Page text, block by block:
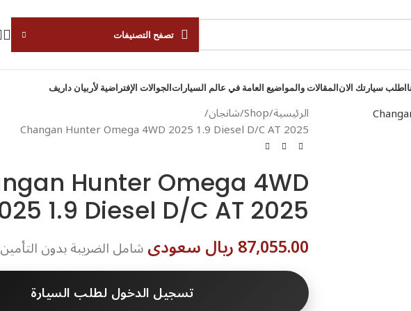
تصفح التصنيفات
اطلب سيارتك الانالمقالات والمواضيع العامة في عالم السياراتالجوالات الإفتراضية لأربيان داريف
الرئيسية Shopشانجان
Hunter Omega 4WD
1.9 Diesel D/C AT 2025
87,055.00 ريال سعودى شامل الضريبة بدون التأمين
تسجيل الدخول لطلب السيارة